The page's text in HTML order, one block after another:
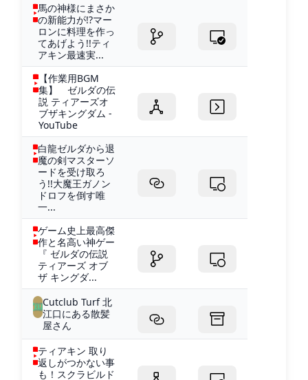
馬の神様にまさか
の新能力が!?マー
ロンに料理を作っ
てあげよう!!ティ
アキン最速実...
【作業用BGM
集】 ゼルダの伝
説 ティアーズオ
ブザキングダム -
YouTube
白龍ゼルダから退
魔の剣マスターソ
ードを受け取ろ
う!!大魔王ガノン
ドロフを倒す唯
一...
ゲーム史上最高傑
作と名高い神ゲー
『 ゼルダの伝説
ティアーズ オブ
ザ キングダ...
Cutclub Turf 北
江口にある散髪
屋さん
ティアキン 取り
返しがつかない事
も！スクラビルド